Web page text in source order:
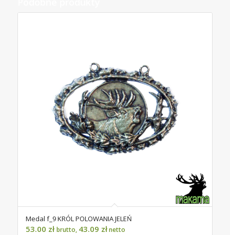
Medal f_9 KRÓL POLOWANIA JELEŃ
53.00 zł brutto, 43.09 złnetto